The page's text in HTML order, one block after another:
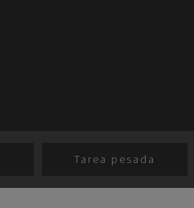
Tarea pesada